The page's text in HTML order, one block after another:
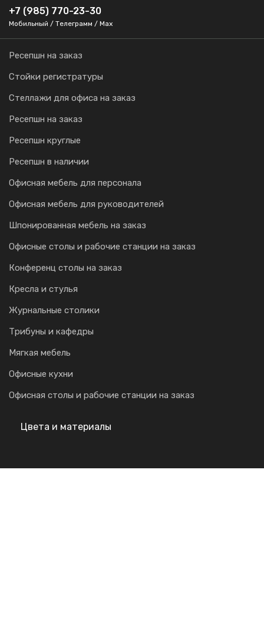
+7 (985) 770-23-30
Мобильный / Телеграмм / Max
Ресепшн на заказ
Стойки регистратуры
Стеллажи для офиса на заказ
Ресепшн на заказ
Ресепшн круглые
Ресепшн в наличии
Офисная мебель для персонала
Офисная мебель для руководителей
Шпонированная мебель на заказ
Офисные столы и рабочие станции на заказ
Конференц столы на заказ
Кресла и стулья
Журнальные столики
Трибуны и кафедры
Мягкая мебель
Офисные кухни
Офисная столы и рабочие станции на заказ
Цвета и материалы